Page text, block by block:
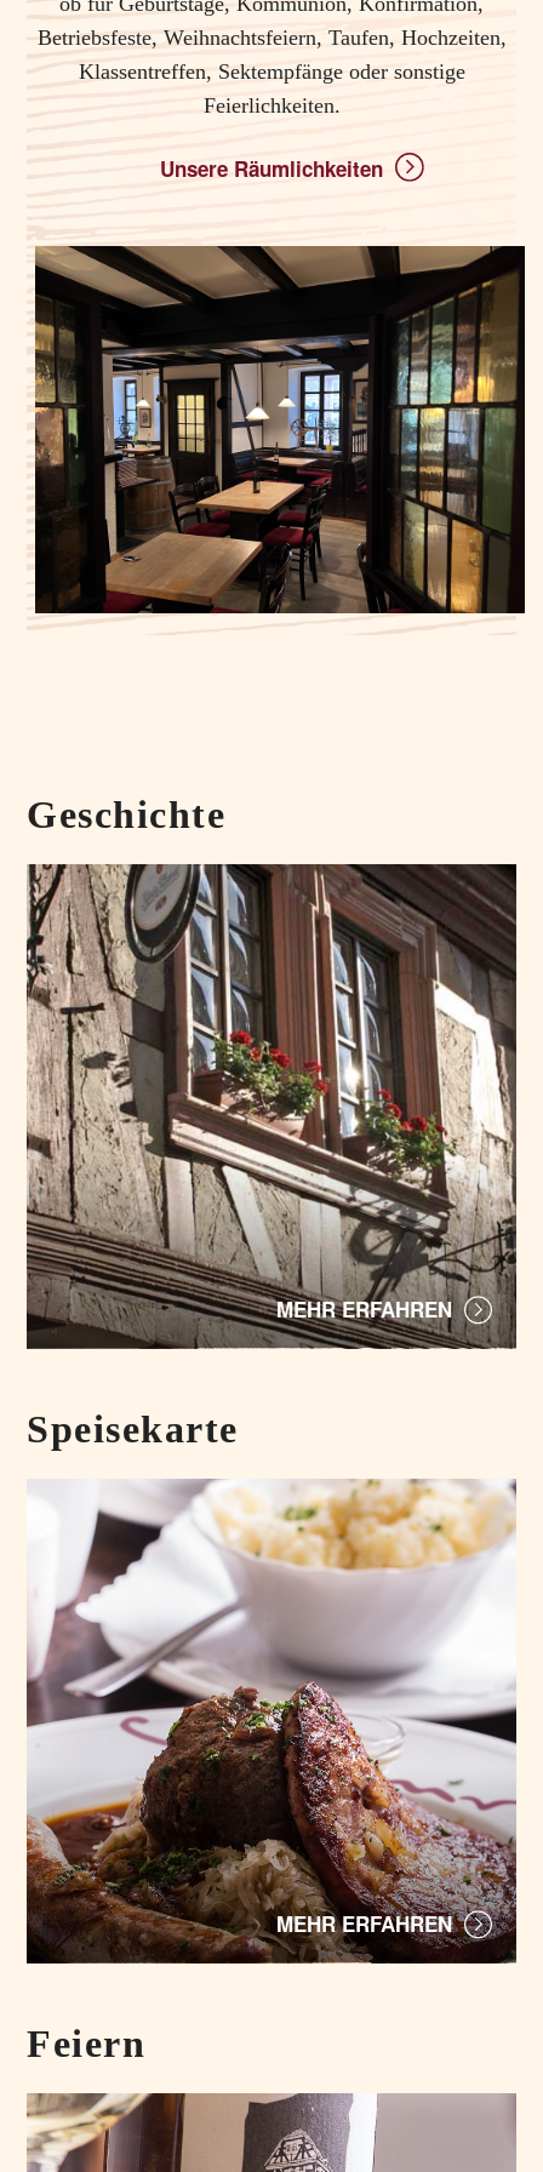
Betriebsfeste, Weihnachtsfeiern, Taufen, Hochzeiten,
Klassentreffen, Sektempfänge oder sonstige
Feierlichkeiten.
Unsere Räumlichkeiten
Geschichte
MEHR ERFAHREN
Speisekarte
MEHR ERFAHREN
Feiern